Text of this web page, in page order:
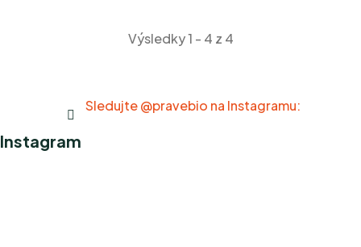
Výsledky 1 - 4 z 4
Sledujte @pravebio na Instagramu:
Instagram